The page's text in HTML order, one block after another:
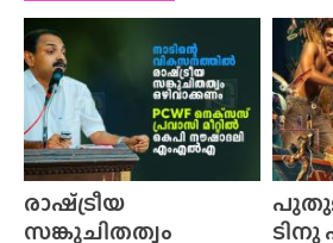
രാഷ്‌ട്രീയ
സങ്കുചിതത്വം
ടിനു